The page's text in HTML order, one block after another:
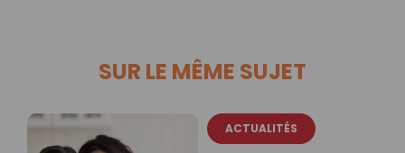
SUR LE MÊME SUJET
ACTUALITÉS